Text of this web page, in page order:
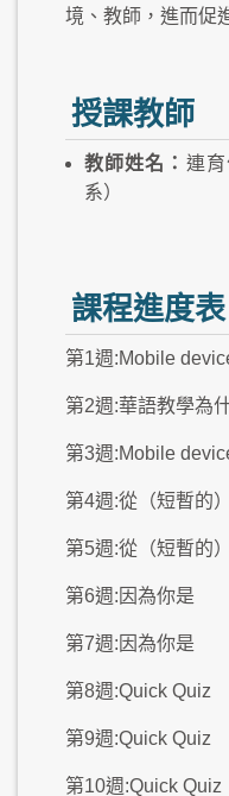
境、教師，進而促
授課教師
教師姓名： 連
系）
課程進度表
第1週:Mobile
第2週:華語教學為
第3週:Mobile
第4週:從（短暫的
第5週:從（短暫的
第6週:因為你是
第7週:因為你是
第8週:Quick Quiz
第9週:Quick Quiz
第10週:Quick Quiz